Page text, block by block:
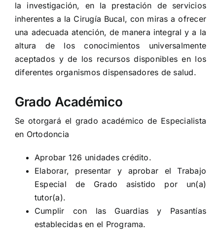
la investigación, en la prestación de servicios
inherentes a la Cirugía Bucal, con miras a ofrecer
una adecuada atención, de manera integral y a la
altura de los conocimientos universalmente
aceptados y de los recursos disponibles en los
diferentes organismos dispensadores de salud.
Grado Académico
Se otorgará el grado académico de Especialista
en Ortodoncia
Aprobar 126 unidades crédito.
Elaborar, presentar y aprobar el Trabajo
Especial de Grado asistido por un(a)
tutor(a).
Cumplir con las Guardias y Pasantías
establecidas en el Programa.